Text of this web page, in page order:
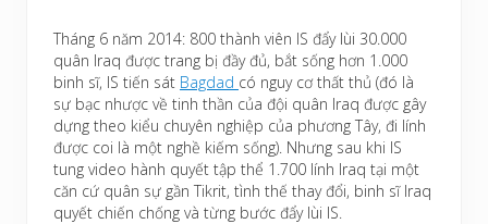
Tháng 6 năm 2014: 800 thành viên IS đẩy lùi 30.000
quân Iraq được trang bị đầy đủ, bắt sống hơn 1.000
binh sĩ, IS tiến sát Bagdad có nguy cơ thất thủ (đó là
sự bạc nhược về tinh thần của đội quân Iraq được gây
dựng theo kiểu chuyên nghiệp của phương Tây, đi lính
được coi là một nghề kiếm sống). Nhưng sau khi IS
tung video hành quyết tập thể 1.700 lính Iraq tại một
căn cứ quân sự gần Tikrit, tình thế thay đổi, binh sĩ Iraq
quyết chiến chống và từng bước đẩy lùi IS.